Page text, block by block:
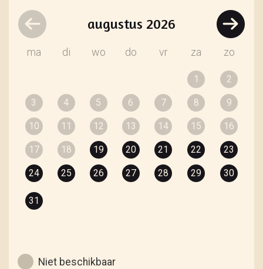
augustus 2026
ma di wo do vr za zo
1 2
3 4 5 6 7 8 9
10 11 12 13 14 15 16
17 18 19 20 21 22 23
24 25 26 27 28 29 30
31
Niet beschikbaar